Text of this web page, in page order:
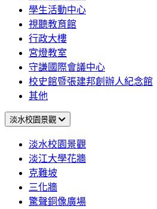
學生活動中心
視聽教育館
行政大樓
宮燈教室
守謙國際會議中心
校史館暨張建邦創辦人紀念館
其他
淡水校園景觀
淡水校園景觀
淡江大學花牆
克難坡
三化牆
驚聲銅像廣場